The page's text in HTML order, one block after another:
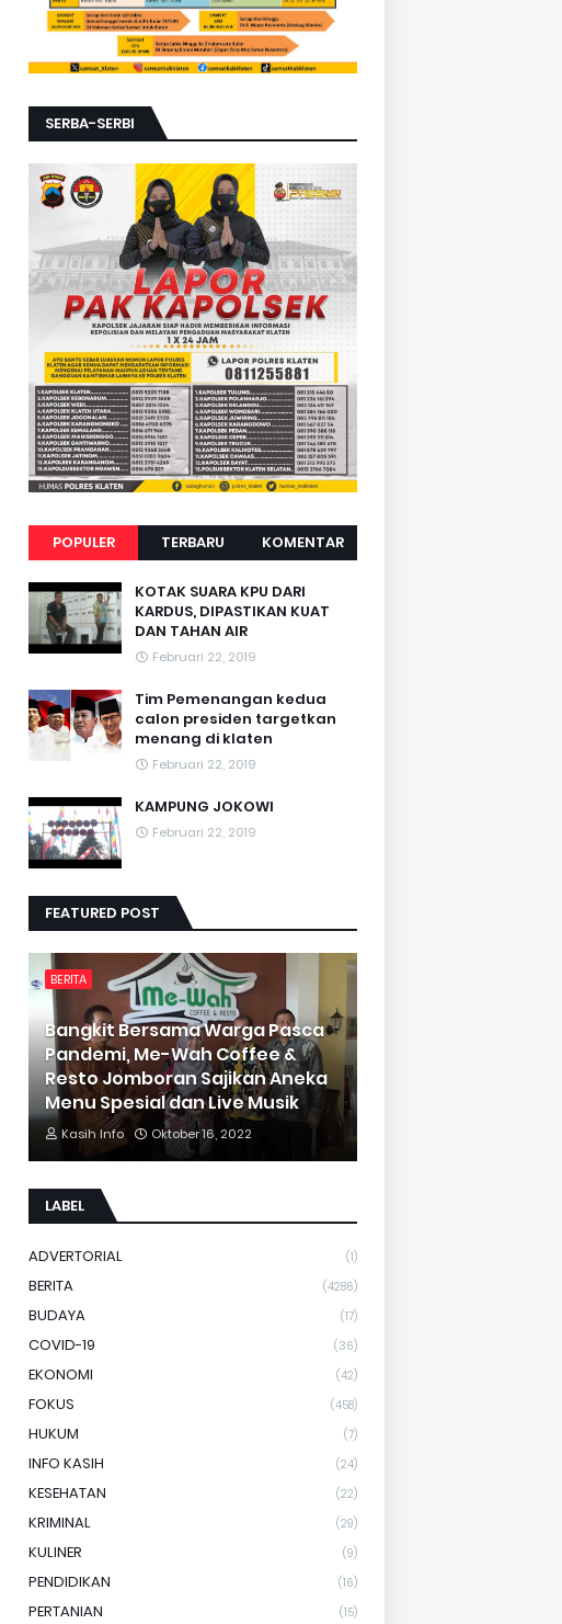
SERBA-SERBI
POPULER TERBARU KOMENTAR
KOTAK SUARA KPU DARI
KARDUS, DIPASTIKAN KUAT
DAN TAHAN AIR
Februari 22, 2019
Tim Pemenangan kedua
calon presiden targetkan
menang di klaten
Februari 22, 2019
KAMPUNG JOKOWI
Februari 22, 2019
FEATURED POST
BERITA
Bangkit Bersama Warga Pasca
Pandemi, Me-Wah Coffee &
Resto Jomboran Sajikan Aneka
Menu Spesial dan Live Musik
Kasih Info Oktober 16, 2022
LABEL
ADVERTORIAL (1)
BERITA (4286)
BUDAYA (17)
COVID-19 (36)
EKONOMI (42)
FOKUS (458)
HUKUM (7)
INFO KASIH (24)
KESEHATAN (22)
KRIMINAL (29)
KULINER (9)
PENDIDIKAN (16)
PERTANIAN (15)